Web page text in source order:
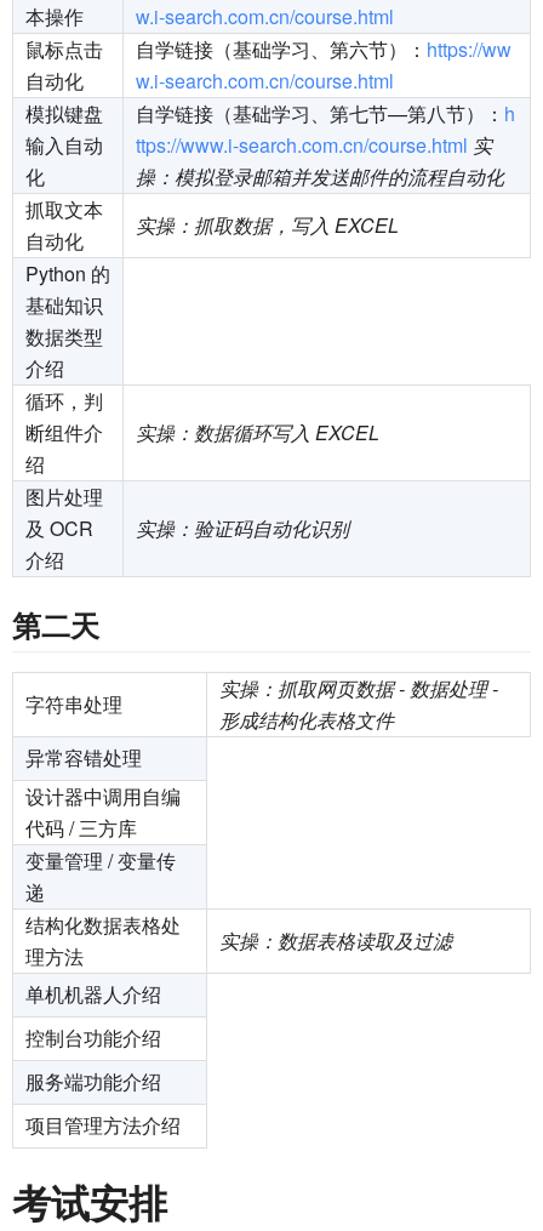
本操作
w.i-search.com.cn/course.html
鼠标点击
自动化
自学链接（基础学习、第六节）： https://ww
w.i-search.com.cn/course.html
模拟键盘
输入自动
化
自学链接（基础学习、第七节—第八节）： h
ttps://www.i-search.com.cn/course.html 实
操：模拟登录邮箱并发送邮件的流程自动化
抓取文本
自动化
实操：抓取数据，写入 EXCEL
Python 的
基础知识
数据类型
介绍
循环，判
断组件介
绍
实操：数据循环写入 EXCEL
图片处理
及 OCR
介绍
实操：验证码自动化识别
第二天
字符串处理
实操：抓取网页数据 - 数据处理 -
形成结构化表格文件
异常容错处理
设计器中调用自编
代码 / 三方库
变量管理 / 变量传
递
结构化数据表格处
理方法
实操：数据表格读取及过滤
单机机器人介绍
控制台功能介绍
服务端功能介绍
项目管理方法介绍
考试安排